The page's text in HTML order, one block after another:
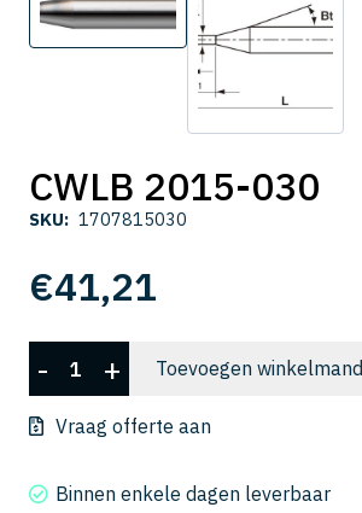
CWLB 2015-030
SKU: 1707815030
€41,21
CWLB
2015-
030
- + Toevoegen winkelmand
Vraag offerte aan
Binnen enkele dagen leverbaar